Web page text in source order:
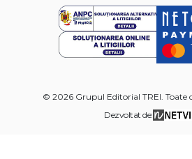
© 2026 Grupul Editorial TREI. Toate
Dezvoltat de: